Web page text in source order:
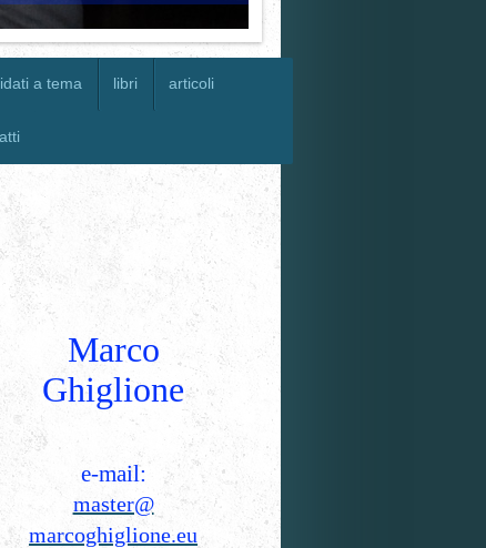
a tema libri articoli
Marco
Ghiglione
e-mail:
master@
marcoghiglione.eu